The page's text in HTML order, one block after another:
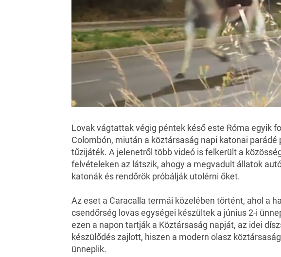
Lovak vágtattak végig péntek késő este Róma egyik
Colombón, miután a köztársaság napi katonai
tűzijáték. A jelenetről több videó is felkerült a
felvételeken az látszik, ahogy a megvadult állatok
katonák és rendőrök próbálják utolérni őket.
Az eset a Caracalla termái közelében történt, ahol a
csendőrség lovas egységei készültek a június 2-i
ezen a napon tartják a Köztársaság napját, az idei
készülődés zajlott, hiszen a modern olasz
ünneplik.